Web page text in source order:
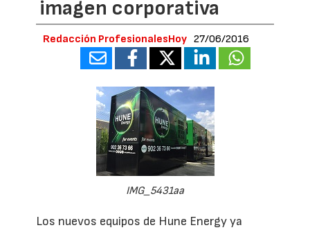
imagen corporativa
Redacción ProfesionalesHoy 27/06/2016
IMG_5431aa
Los nuevos equipos de Hune Energy ya